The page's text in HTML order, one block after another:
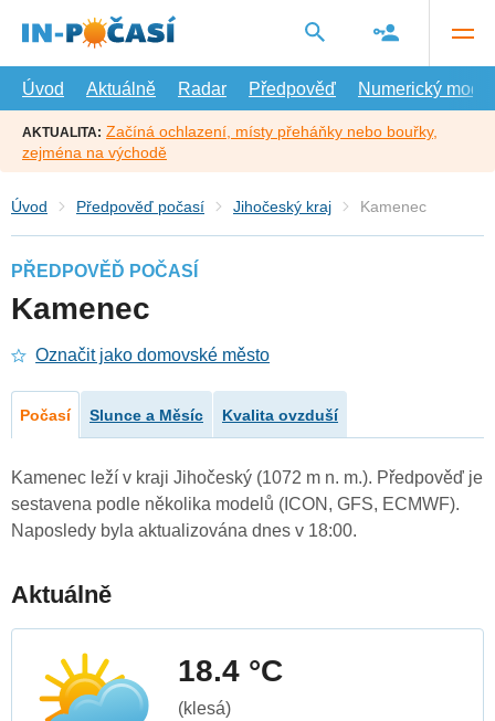
hlavní
Úvod
Aktuálně Radar Předpověď Numerický model
AKTUALITA: Začíná ochlazení, místy přeháňky nebo bouřky,
zejména na východě
Úvod Předpověď počasí Jihočeský kraj Kamenec
PŘEDPOVĚĎ POČASÍ
Kamenec
Označit jako domovské město
Počasí Slunce a Měsíc Kvalita ovzduší
Kamenec leží v kraji Jihočeský (1072 m n. m.). Předpověď je
sestavena podle několika modelů (ICON, GFS, ECMWF).
Naposledy byla aktualizována dnes v 18:00.
Aktuálně
18.4 °C
(klesá)